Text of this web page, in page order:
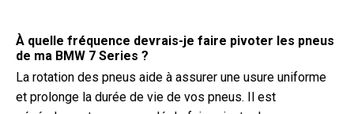
À quelle fréquence devrais-je faire pivoter les pneus
de ma BMW 7 Series ?
La rotation des pneus aide à assurer une usure uniforme
et prolonge la durée de vie de vos pneus. Il est